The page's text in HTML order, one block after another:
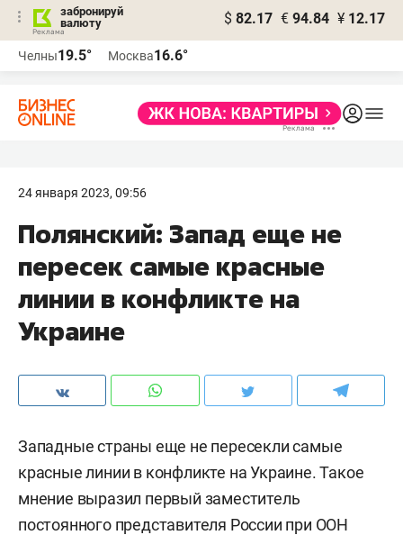
забронируй
валюту
$ 82.17 € 94.84 ¥ 12.17
Челны19.5° Москва16.6°
24 января 2023, 09:56
Полянский: Запад еще не
пересек самые красные
линии в конфликте на
Украине
Западные страны еще не пересекли самые
красные линии в конфликте на Украине. Такое
мнение выразил первый заместитель
постоянного представителя России при ООН